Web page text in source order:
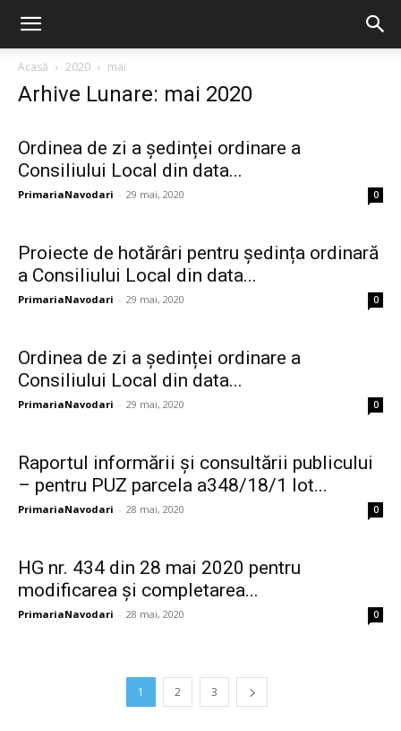
Acasă 2020 mai
Arhive Lunare: mai 2020
Ordinea de zi a ședinței ordinare a
Consiliului Local din data...
PrimariaNavodari - 29 mai, 2020 0
Proiecte de hotărâri pentru ședința ordinară
a Consiliului Local din data...
PrimariaNavodari - 29 mai, 2020 0
Ordinea de zi a ședinței ordinare a
Consiliului Local din data...
PrimariaNavodari - 29 mai, 2020 0
Raportul informării și consultării publicului
– pentru PUZ parcela a348/18/1 lot...
PrimariaNavodari - 28 mai, 2020 0
HG nr. 434 din 28 mai 2020 pentru
modificarea şi completarea...
PrimariaNavodari - 28 mai, 2020 0
1 2 3